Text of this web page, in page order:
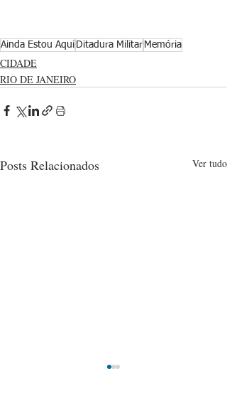
Ainda Estou Aqui Ditadura Militar Memória
CIDADE
RIO DE JANEIRO
Posts Relacionados Ver tudo